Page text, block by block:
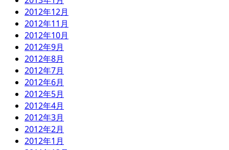
2012年12月
2012年11月
2012年10月
2012年9月
2012年8月
2012年7月
2012年6月
2012年5月
2012年4月
2012年3月
2012年2月
2012年1月